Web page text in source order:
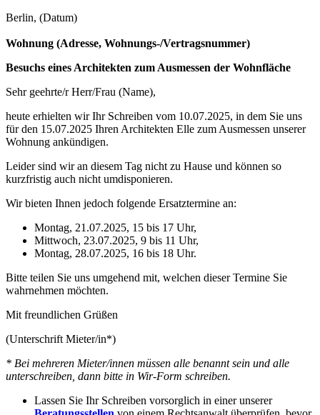
Berlin, (Datum)
Wohnung (Adresse, Wohnungs-/Vertragsnummer)
Besuchs eines Architekten zum Ausmessen der Wohnfläche
Sehr geehrte/r Herr/Frau (Name),
heute erhielten wir Ihr Schreiben vom 10.07.2025, in dem Sie uns
für den 15.07.2025 Ihren Architekten Elle zum Ausmessen unserer
Wohnung ankündigen.
Leider sind wir an diesem Tag nicht zu Hause und können so
kurzfristig auch nicht umdisponieren.
Wir bieten Ihnen jedoch folgende Ersatztermine an:
Montag, 21.07.2025, 15 bis 17 Uhr,
Mittwoch, 23.07.2025, 9 bis 11 Uhr,
Montag, 28.07.2025, 16 bis 18 Uhr.
Bitte teilen Sie uns umgehend mit, welchen dieser Termine Sie
wahrnehmen möchten.
Mit freundlichen Grüßen
(Unterschrift Mieter/in*)
* Bei mehreren Mieter/innen müssen alle benannt sein und alle
unterschreiben, dann bitte in Wir-Form schreiben.
Lassen Sie Ihr Schreiben vorsorglich in einer unserer